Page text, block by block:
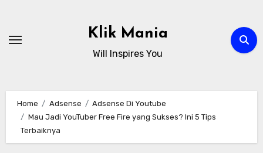
content
Klik Mania
Will Inspires You
Home Adsense
Adsense Di Youtube
Mau Jadi YouTuber Free Fire yang Sukses? Ini 5 Tips
Terbaiknya